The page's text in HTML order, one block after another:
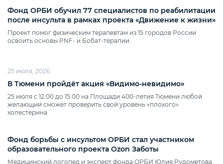
Фонд ОРБИ обучил 77 специалистов по реабилитации
после инсульта в рамках проекта «Движение к жизни»
Проект помог физическим терапевтам из 15 городов России
освоить основы PNF‑ и Бобат‑терапии.
25 июля, 2026
В Тюмени пройдёт акция «Видимо‑невидимо»
25 июля с 12:00 до 15:00 на Площади 400‑летия Тюмени любой
желающий сможет проверить свой уровень «плохого»
холестерина.
Фонд борьбы с инсультом ОРБИ стал участником
образовательного проекта Ozon Заботы
Медицинский логопед и эксперт фонда ОРБИ Юлия Рудометова